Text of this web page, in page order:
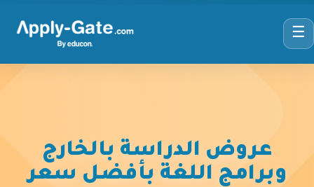
☰
عروض الدراسة بالخارج
وبرامج اللغة بأفضل سعر